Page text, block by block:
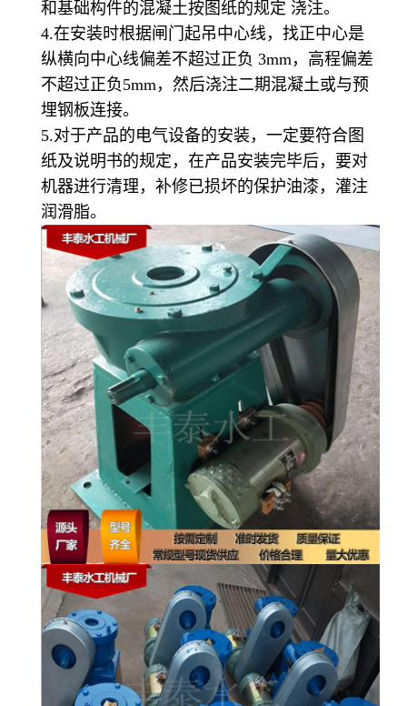
和基础构件的混凝土按图纸的规定 浇注。
4.在安装时根据闸门起吊中心线，找正中心是
纵横向中心线偏差不超过正负 3mm，高程偏差
不超过正负5mm，然后浇注二期混凝土或与预
埋钢板连接。
5.对于产品的电气设备的安装，一定要符合图
纸及说明书的规定，在产品安装完毕后，要对
机器进行清理，补修已损坏的保护油漆，灌注
润滑脂。